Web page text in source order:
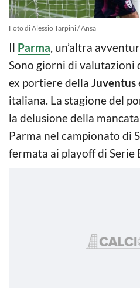
Foto di Alessio Tarpini / Ansa
Il Parma, un’altra
Sono giorni di valutazioni
ex portiere della Juventus
italiana. La stagione del
la delusione della
Parma nel campionato di
fermata ai playoff di Serie